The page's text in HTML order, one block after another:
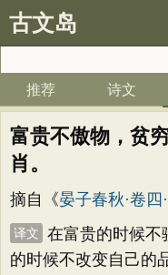
古文岛
推荐 诗文
富贵不傲物，贫
肖。
摘自《晏子春秋·卷四
译文
在富贵的时候不
的时候不改变自己的